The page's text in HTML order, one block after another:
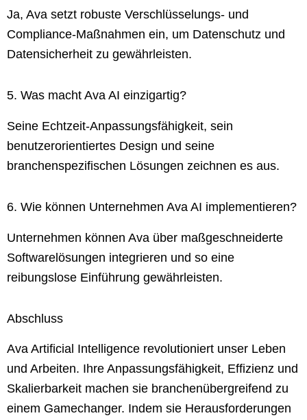
Ja, Ava setzt robuste Verschlüsselungs- und
Compliance-Maßnahmen ein, um Datenschutz und
Datensicherheit zu gewährleisten.
5. Was macht Ava AI einzigartig?
Seine Echtzeit-Anpassungsfähigkeit, sein
benutzerorientiertes Design und seine
branchenspezifischen Lösungen zeichnen es aus.
6. Wie können Unternehmen Ava AI implementieren?
Unternehmen können Ava über maßgeschneiderte
Softwarelösungen integrieren und so eine
reibungslose Einführung gewährleisten.
Abschluss
Ava Artificial Intelligence revolutioniert unser Leben
und Arbeiten. Ihre Anpassungsfähigkeit, Effizienz und
Skalierbarkeit machen sie branchenübergreifend zu
einem Gamechanger. Indem sie Herausforderungen